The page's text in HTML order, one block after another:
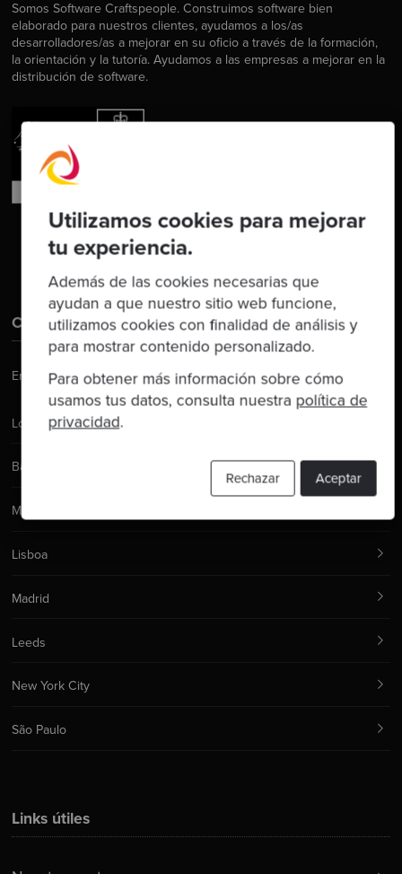
Utilizamos cookies para mejorar
tu experiencia.
Además de las cookies necesarias que
ayudan a que nuestro sitio web funcione,
utilizamos cookies con finalidad de análisis y
para mostrar contenido personalizado.
Para obtener más información sobre cómo
usamos tus datos, consulta nuestra política de
privacidad.
Aceptar
Rechazar
Somos Software Craftspeople. Construimos software bien
elaborado para nuestros clientes, ayudamos a los/as
desarrolladores/as a mejorar en su oficio a través de la formación,
la orientación y la tutoría. Ayudamos a las empresas a mejorar en la
distribución de software.
Links útiles
Contáctanos
Email: hello@codurance.com
Londres
Barcelona
Manchester
Lisboa
Madrid
Leeds
New York City
São Paulo